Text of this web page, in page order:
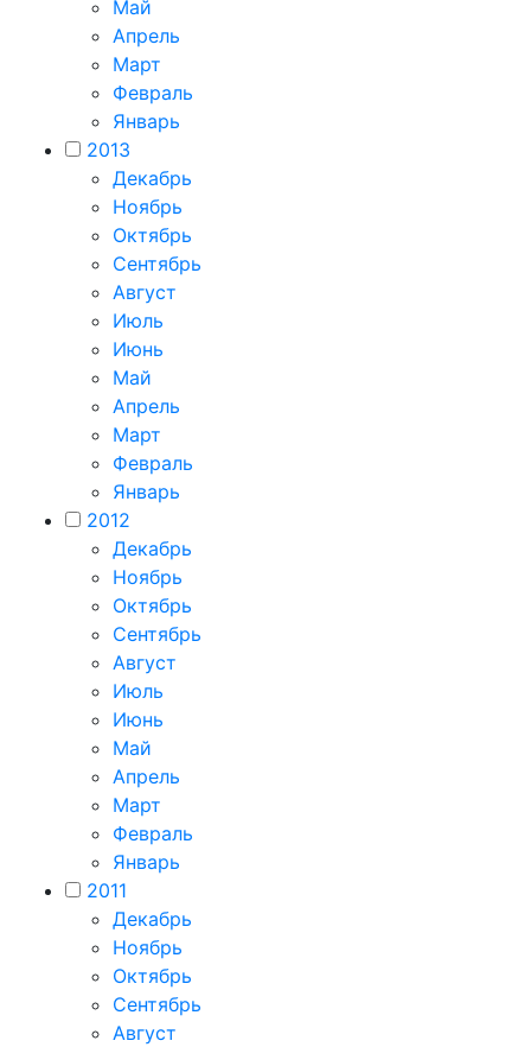
Май
Апрель
Март
Февраль
Январь
2013
Декабрь
Ноябрь
Октябрь
Сентябрь
Август
Июль
Июнь
Май
Апрель
Март
Февраль
Январь
2012
Декабрь
Ноябрь
Октябрь
Сентябрь
Август
Июль
Июнь
Май
Апрель
Март
Февраль
Январь
2011
Декабрь
Ноябрь
Октябрь
Сентябрь
Август